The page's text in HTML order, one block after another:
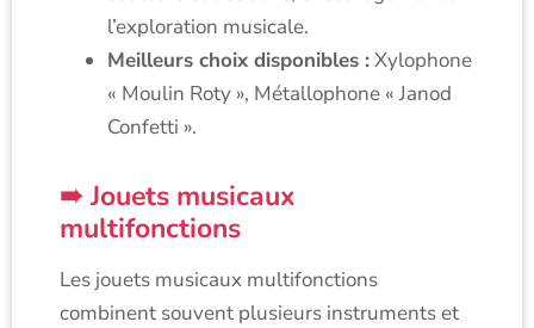
l’exploration musicale.
Meilleurs choix disponibles :Xylophone
« Moulin Roty », Métallophone « Janod
Confetti ».
Jouets musicaux
multifonctions
Les jouets musicaux multifonctions
combinent souvent plusieurs instruments et